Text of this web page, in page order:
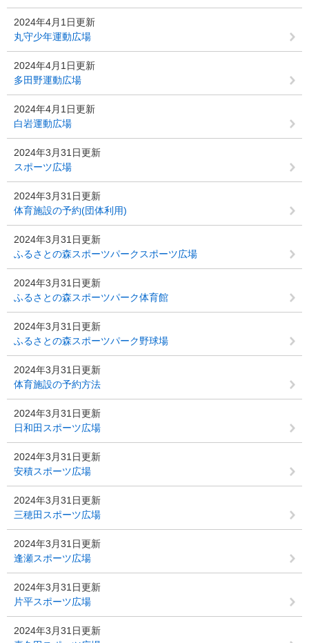
2024年4月1日更新
丸守少年運動広場
2024年4月1日更新
多田野運動広場
2024年4月1日更新
白岩運動広場
2024年3月31日更新
スポーツ広場
2024年3月31日更新
体育施設の予約(団体利用)
2024年3月31日更新
ふるさとの森スポーツパークスポーツ広場
2024年3月31日更新
ふるさとの森スポーツパーク体育館
2024年3月31日更新
ふるさとの森スポーツパーク野球場
2024年3月31日更新
体育施設の予約方法
2024年3月31日更新
日和田スポーツ広場
2024年3月31日更新
安積スポーツ広場
2024年3月31日更新
三穂田スポーツ広場
2024年3月31日更新
逢瀬スポーツ広場
2024年3月31日更新
片平スポーツ広場
2024年3月31日更新